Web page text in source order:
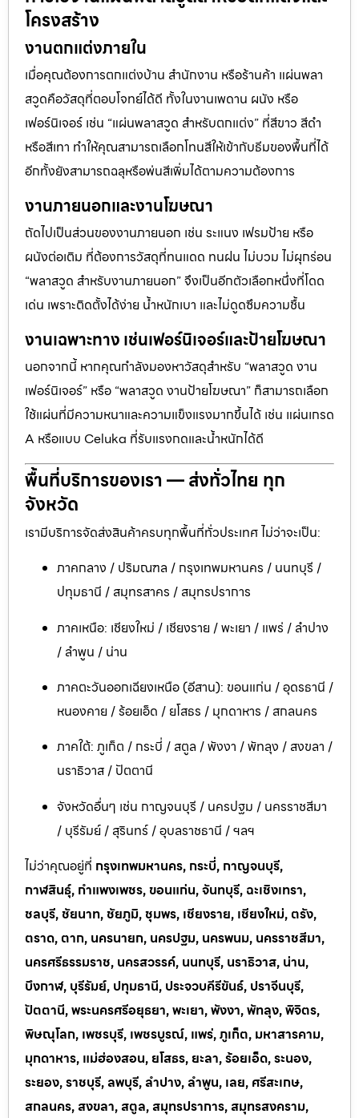
โครงสร้าง
งานตกแต่งภายใน
เมื่อคุณต้องการตกแต่งบ้าน สำนักงาน หรือร้านค้า แผ่นพลา
สวูดคือวัสดุที่ตอบโจทย์ได้ดี ทั้งในงานเพดาน ผนัง หรือ
เฟอร์นิเจอร์ เช่น “แผ่นพลาสวูด สำหรับตกแต่ง” ที่สีขาว สีดำ
หรือสีเทา ทำให้คุณสามารถเลือกโทนสีให้เข้ากับธีมของพื้นที่ได้
อีกทั้งยังสามารถฉลุหรือพ่นสีเพิ่มได้ตามความต้องการ
งานภายนอกและงานโฆษณา
ถัดไปเป็นส่วนของงานภายนอก เช่น ระแนง เฟรมป้าย หรือ
ผนังต่อเติม ที่ต้องการวัสดุที่ทนแดด ทนฝน ไม่บวม ไม่ผุกร่อน
“พลาสวูด สำหรับงานภายนอก” จึงเป็นอีกตัวเลือกหนึ่งที่โดด
เด่น เพราะติดตั้งได้ง่าย น้ำหนักเบา และไม่ดูดซึมความชื้น
งานเฉพาะทาง เช่นเฟอร์นิเจอร์และป้ายโฆษณา
นอกจากนี้ หากคุณกำลังมองหาวัสดุสำหรับ “พลาสวูด งาน
เฟอร์นิเจอร์” หรือ “พลาสวูด งานป้ายโฆษณา” ก็สามารถเลือก
ใช้แผ่นที่มีความหนาและความแข็งแรงมากขึ้นได้ เช่น แผ่นเกรด
A หรือแบบ Celuka ที่รับแรงกดและน้ำหนักได้ดี
พื้นที่บริการของเรา — ส่งทั่วไทย ทุก
จังหวัด
เรามีบริการจัดส่งสินค้าครบทุกพื้นที่ทั่วประเทศ ไม่ว่าจะเป็น:
ภาคกลาง / ปริมณฑล / กรุงเทพมหานคร / นนทบุรี /
ปทุมธานี / สมุทรสาคร / สมุทรปราการ
ภาคเหนือ: เชียงใหม่ / เชียงราย / พะเยา / แพร่ / ลำปาง
/ ลำพูน / น่าน
ภาคตะวันออกเฉียงเหนือ (อีสาน): ขอนแก่น / อุดรธานี /
หนองคาย / ร้อยเอ็ด / ยโสธร / มุกดาหาร / สกลนคร
ภาคใต้: ภูเก็ต / กระบี่ / สตูล / พังงา / พัทลุง / สงขลา /
นราธิวาส / ปัตตานี
จังหวัดอื่นๆ เช่น กาญจนบุรี / นครปฐม / นครราชสีมา
/ บุรีรัมย์ / สุรินทร์ / อุบลราชธานี / ฯลฯ
ไม่ว่าคุณอยู่ที่ กรุงเทพมหานคร, กระบี่, กาญจนบุรี,
กาฬสินธุ์, กำแพงเพชร, ขอนแก่น, จันทบุรี, ฉะเชิงเทรา,
ชลบุรี, ชัยนาท, ชัยภูมิ, ชุมพร, เชียงราย, เชียงใหม่, ตรัง,
ตราด, ตาก, นครนายก, นครปฐม, นครพนม, นครราชสีมา,
นครศรีธรรมราช, นครสวรรค์, นนทบุรี, นราธิวาส, น่าน,
บึงกาฬ, บุรีรัมย์, ปทุมธานี, ประจวบคีรีขันธ์, ปราจีนบุรี,
ปัตตานี, พระนครศรีอยุธยา, พะเยา, พังงา, พัทลุง, พิจิตร,
พิษณุโลก, เพชรบุรี, เพชรบูรณ์, แพร่, ภูเก็ต, มหาสารคาม,
มุกดาหาร, แม่ฮ่องสอน, ยโสธร, ยะลา, ร้อยเอ็ด, ระนอง,
ระยอง, ราชบุรี, ลพบุรี, ลำปาง, ลำพูน, เลย, ศรีสะเกษ,
สกลนคร, สงขลา, สตูล, สมุทรปราการ, สมุทรสงคราม,